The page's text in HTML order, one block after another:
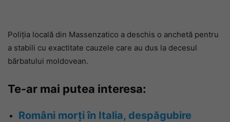
Poliția locală din Massenzatico a deschis o anchetă pentru
a stabili cu exactitate cauzele care au dus la decesul
bărbatului moldovean.
Te-ar mai putea interesa:
Români morți în Italia, despăgubire